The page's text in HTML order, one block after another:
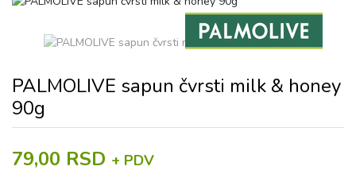
PALMOLIVE sapun čvrsti milk & honey
90g
79,00 RSD + PDV